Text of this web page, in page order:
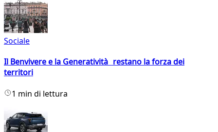
Sociale
Il Benvivere e la Generatività restano la forza dei
territori
1 min di lettura